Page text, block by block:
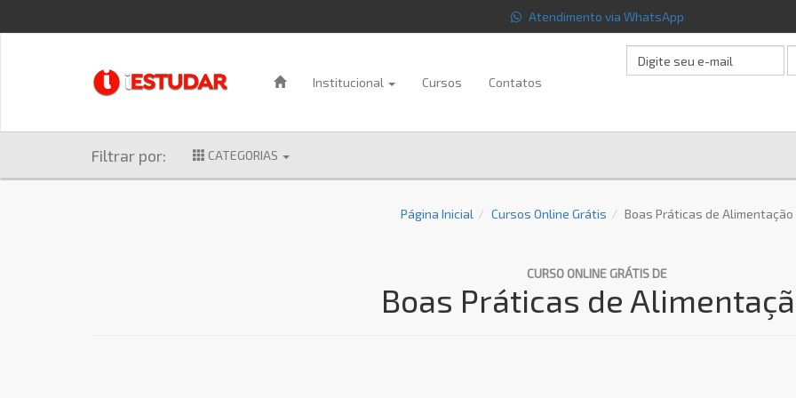
Atendimento via WhatsApp
Institucional Cursos Contatos
Filtrar por: CATEGORIAS
Página Inicial Cursos Online Grátis Boas Práticas de Alimentação
CURSO ONLINE GRÁTIS DE
Boas Práticas de